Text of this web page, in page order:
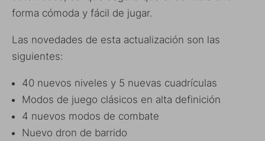
forma cómoda y fácil de jugar.
Las novedades de esta actualización son las
siguientes:
40 nuevos niveles y 5 nuevas cuadrículas
Modos de juego clásicos en alta definición
4 nuevos modos de combate
Nuevo dron de barrido